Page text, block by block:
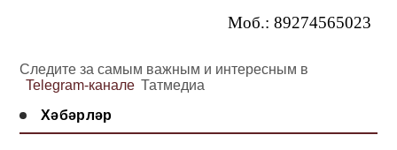
Моб.: 89274565023
Следите за самым важным и интересным в
Telegram-канале Татмедиа
Хәбәрләр